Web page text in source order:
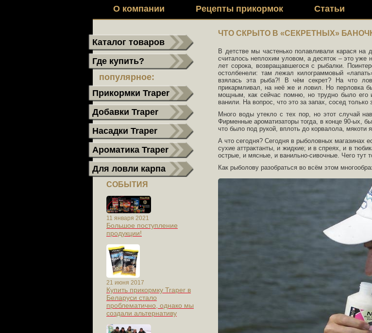
О компании Рецепты прикормок Статьи
Каталог товаров
Где купить?
популярное:
Прикормки Traper
Добавки Traper
Насадки Traper
Ароматика Traper
Для ловли карпа
СОБЫТИЯ
11 января 2021
Большое поступление
продукции!
21 июня 2017
Купить прикормку Traper в
Беларуси стало
проблематично, однако мы
создали альтернативу
ЧТО СКРЫТО В «СЕКРЕТНЫХ»
В детстве мы частенько полавливали карася на
считалось неплохим уловом, а десяток – это
лет сорока, возвращавшегося с рыбалки.
остолбенели: там лежал килограммовый
взялась эта рыба?! В чём секрет? На что
прикармливал, на неё же и ловил. Но перловка
мощным, как сейчас помню, но трудно было его
ванили. На вопрос, что это за запах, сосед
Много воды утекло с тех пор, но этот случай
Фирменные ароматизаторы тогда, в конце 90-ых,
что было под рукой, вплоть до корвалола, мякоти
А что сегодня? Сегодня в рыболовных магазинах
сухие аттрактанты, и жидкие; и в спреях, и в
острые, и мясные, и ванильно-сивочные. Чего тут
Как рыболову разобраться во всём этом